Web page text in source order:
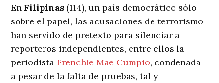
EnFilipinas (114), un país democrático sólo
sobre el papel, las acusaciones de terrorismo
han servido de pretexto para silenciar a
reporteros independientes, entre ellos la
periodistaFrenchie Mae Cumpio, condenada
a pesar de la falta de pruebas, tal y